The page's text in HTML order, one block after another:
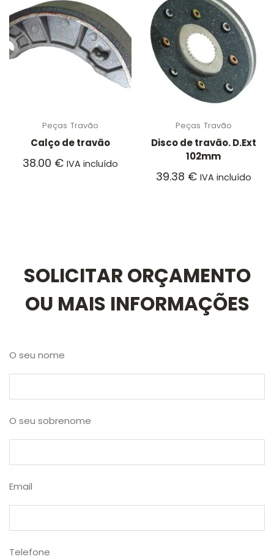
Peças Travão
Calço de travão
38.00 € IVA incluído
Peças Travão
Disco de travão. D.Ext
102mm
39.38 € IVA incluído
SOLICITAR ORÇAMENTO
OU MAIS INFORMAÇÕES
O seu nome
O seu sobrenome
Email
Telefone